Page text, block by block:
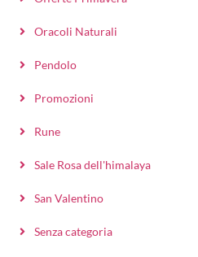
Oracoli Naturali
Pendolo
Promozioni
Rune
Sale Rosa dell'himalaya
San Valentino
Senza categoria